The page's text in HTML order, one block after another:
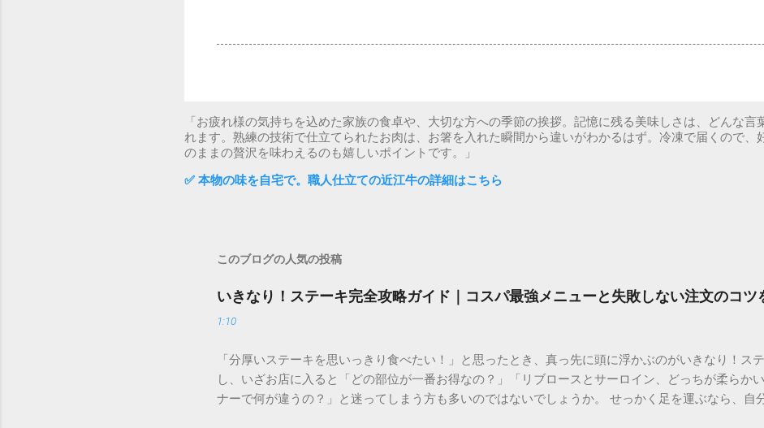
「お疲れ様の気持ちを込めた家族の食卓や、大切な方への季節の挨拶。記憶に残る美味しさは、どんな言
れます。熟練の技術で仕立てられたお肉は、お箸を入れた瞬間から違いがわかるはず。冷凍で届くので、
のままの贅沢を味わえるのも嬉しいポイントです。」
✅ 本物の味を自宅で。職人仕立ての近江牛の詳細はこちら
このブログの人気の投稿
いきなり！ステーキ完全攻略ガイド｜コスパ最強メニューと失敗しない注文のコツ
1:10
「分厚いステーキを思いっきり食べたい！」と思ったとき、真っ先に頭に浮かぶのがいきなり！ス
し、いざお店に入ると「どの部位が一番お得なの？」「リブロースとサーロイン、どっちが柔らか
ナーで何が違うの？」と迷ってしまう方も多いのではないでしょうか。 せっかく足を運ぶなら、自